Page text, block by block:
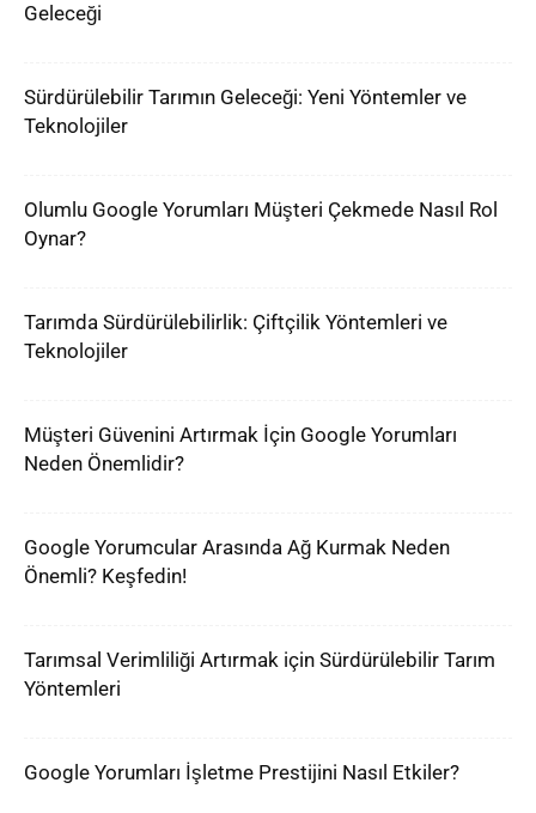
Geleceği
Sürdürülebilir Tarımın Geleceği: Yeni Yöntemler ve
Teknolojiler
Olumlu Google Yorumları Müşteri Çekmede Nasıl Rol
Oynar?
Tarımda Sürdürülebilirlik: Çiftçilik Yöntemleri ve
Teknolojiler
Müşteri Güvenini Artırmak İçin Google Yorumları
Neden Önemlidir?
Google Yorumcular Arasında Ağ Kurmak Neden
Önemli? Keşfedin!
Tarımsal Verimliliği Artırmak için Sürdürülebilir Tarım
Yöntemleri
Google Yorumları İşletme Prestijini Nasıl Etkiler?